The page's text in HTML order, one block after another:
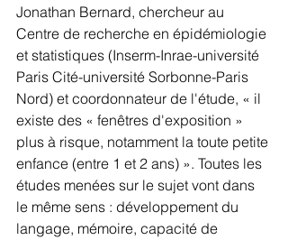
Jonathan Bernard, chercheur au
Centre de recherche en épidémiologie
et statistiques (Inserm-Inrae-université
Paris Cité-université Sorbonne-Paris
Nord) et coordonnateur de l'étude, « il
existe des « fenêtres d'exposition »
plus à risque, notamment la toute petite
enfance (entre 1 et 2 ans) ». Toutes les
études menées sur le sujet vont dans
le même sens : développement du
langage, mémoire, capacité de